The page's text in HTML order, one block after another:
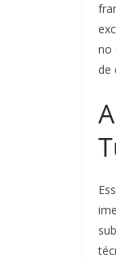
no
de